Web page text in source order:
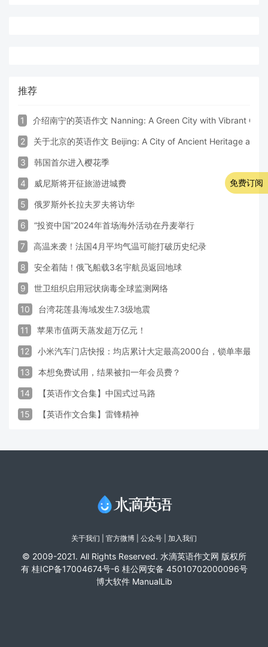
推荐
1 介绍南宁的英语作文 Nanning: A Green City with Vibrant
2 关于北京的英语作文 Beijing: A City of Ancient Heritage and
3 韩国首尔进入樱花季
4 威尼斯将开征旅游进城费
5 俄罗斯外长拉夫罗夫将访华
6 “投资中国”2024年首场海外活动在丹麦举行
7 高温来袭！法国4月平均气温可能打破历史纪录
8 安全着陆！俄飞船载3名宇航员返回地球
9 世卫组织启用冠状病毒全球监测网络
10 台湾花莲县海域发生7.3级地震
11 苹果市值两天蒸发超万亿元！
12 小米汽车门店快报：均店累计大定最高2000台，锁单率最高
13 本想免费试用，结果被扣一年会员费？
14 【英语作文合集】中国式过马路
15 【英语作文合集】雷锋精神
关于我们 官方微博 | 公众号 | 加入我们
© 2009-2021. All Rights Reserved. 水滴英语作文网 版权所
有 桂ICP备17004674号-6 桂公网安备 45010702000096号
博大软件 ManualLib
免费订阅